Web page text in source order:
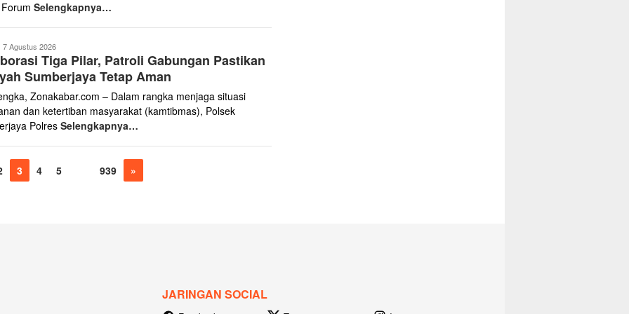
Selengkapnya…
7 Agustus 2026
Tiga Pilar, Patroli Gabungan Pastikan
Sumberjaya Tetap Aman
Zonakabar.com – Dalam rangka menjaga situasi
dan ketertiban masyarakat (kamtibmas), Polsek
Polres Selengkapnya…
3 4 5 939 »
JARINGAN SOCIAL